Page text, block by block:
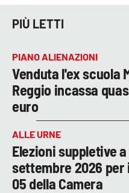
PIÙ LETTI
PIANO ALIENAZIONI
Venduta l'ex scuola
Reggio incassa
euro
ALLE URNE
Elezioni suppletive
settembre 2026
05 della Camera